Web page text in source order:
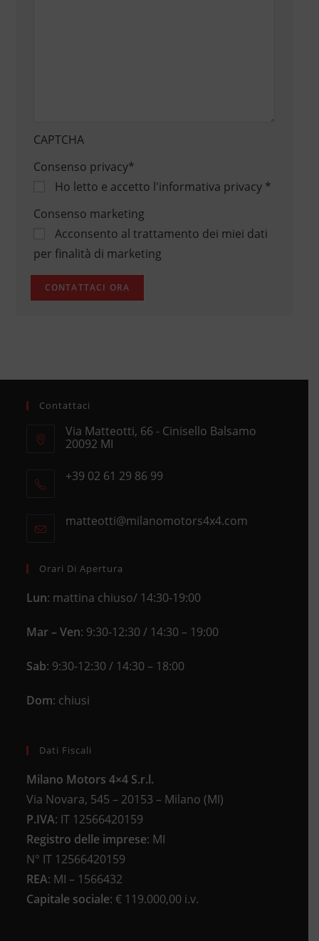
CAPTCHA
Consenso privacy*
Ho letto e accetto l'informativa privacy*
Consenso marketing
Acconsento al trattamento dei miei dati
per finalità di marketing
Contattaci
Via Matteotti, 66 - Cinisello Balsamo
20092 MI
in
+39 02 61 29 86 99
your
matteotti@milanomotors4x4.comOpens
Orari Di Apertura
Lun: mattina chiuso/ 14:30-19:00
Mar – Ven: 9:30-12:30 / 14:30 – 19:00
Sab: 9:30-12:30 / 14:30 – 18:00
Dom: chiusi
Dati Fiscali
Milano Motors 4×4 S.r.l.
Via Novara, 545 – 20153 – Milano (MI)
P.IVA: IT 12566420159
Registro delle imprese: MI
N° IT 12566420159
REA: MI – 1566432
Capitale sociale: € 119.000,00 i.v.